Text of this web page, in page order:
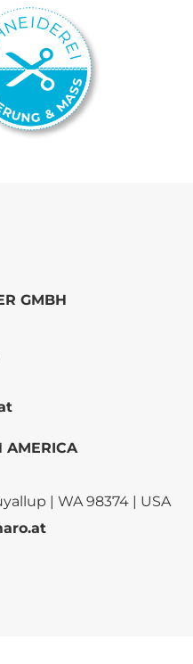
GMBH
AMERICA
| WA 98374 | USA